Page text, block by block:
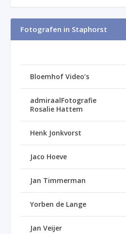
Fotografen in Staphorst
Bloemhof Video’s
admiraalFotografie
Rosalie Hattem
Henk Jonkvorst
Jaco Hoeve
Jan Timmerman
Yorben de Lange
Jan Veijer